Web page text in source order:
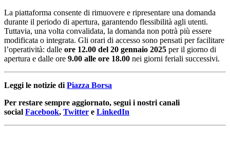
La piattaforma consente di rimuovere e ripresentare una domanda
durante il periodo di apertura, garantendo flessibilità agli utenti.
Tuttavia, una volta convalidata, la domanda non potrà più essere
modificata o integrata. Gli orari di accesso sono pensati per facilitare
l’operatività: dalle ore 12.00 del 20 gennaio 2025 per il giorno di
apertura e dalle ore 9.00 alle ore 18.00 nei giorni feriali successivi.
Leggi le notizie di Piazza Borsa
Per restare sempre aggiornato, segui i nostri canali
social Facebook, Twitter e LinkedIn